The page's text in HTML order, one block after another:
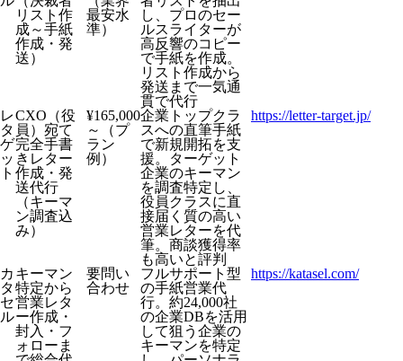
リスト作
成～手紙
作成・発
送）
最安水
準）
し、プロのセー
ルスライターが
高反響のコピー
で手紙を作成。
リスト作成から
発送まで一気通
貫で代行
レ
タ
ゲ
ッ
ト
CXO（役
員）宛て
完全手書
きレター
作成・発
送代行
（キーマ
ン調査込
み）
¥165,000
～（プ
ラン
例）
企業トップクラ
スへの直筆手紙
で新規開拓を支
援。ターゲット
企業のキーマン
を調査特定し、
役員クラスに直
接届く質の高い
営業レターを代
筆。商談獲得率
も高いと評判
https://letter-target.jp/
カ
タ
セ
ル
キーマン
特定から
営業レタ
ー作成・
封入・フ
ォローま
要問い
合わせ
フルサポート型
の手紙営業代
行。約24,000社
の企業DBを活用
して狙う企業の
キーマンを特定
https://katasel.com/